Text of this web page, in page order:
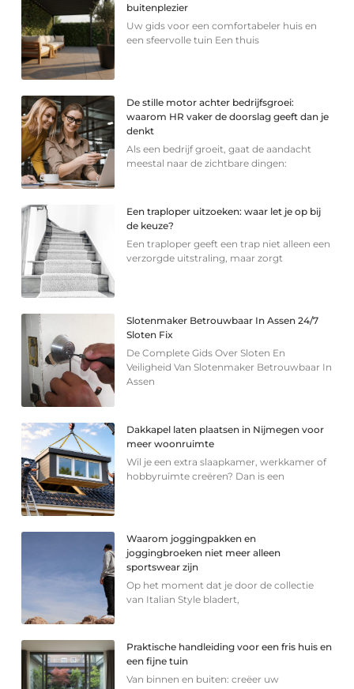
buitenplezier
Uw gids voor een comfortabeler huis en
een sfeervolle tuin Een thuis
De stille motor achter bedrijfsgroei:
waarom HR vaker de doorslag geeft dan je
denkt
Als een bedrijf groeit, gaat de aandacht
meestal naar de zichtbare dingen:
Een traploper uitzoeken: waar let je op bij
de keuze?
Een traploper geeft een trap niet alleen een
verzorgde uitstraling, maar zorgt
Slotenmaker Betrouwbaar In Assen 24/7
Sloten Fix
De Complete Gids Over Sloten En
Veiligheid Van Slotenmaker Betrouwbaar In
Assen
Dakkapel laten plaatsen in Nijmegen voor
meer woonruimte
Wil je een extra slaapkamer, werkkamer of
hobbyruimte creëren? Dan is een
Waarom joggingpakken en
joggingbroeken niet meer alleen
sportswear zijn
Op het moment dat je door de collectie
van Italian Style bladert,
Praktische handleiding voor een fris huis en
een fijne tuin
Van binnen en buiten: creëer uw